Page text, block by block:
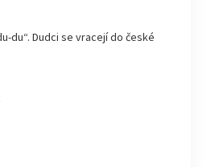
du“. Dudci se vracejí do české